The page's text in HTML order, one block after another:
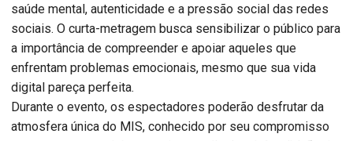
saúde mental, autenticidade e a pressão social das redes
sociais. O curta-metragem busca sensibilizar o público para
a importância de compreender e apoiar aqueles que
enfrentam problemas emocionais, mesmo que sua vida
digital pareça perfeita.
Durante o evento, os espectadores poderão desfrutar da
atmosfera única do MIS, conhecido por seu compromisso